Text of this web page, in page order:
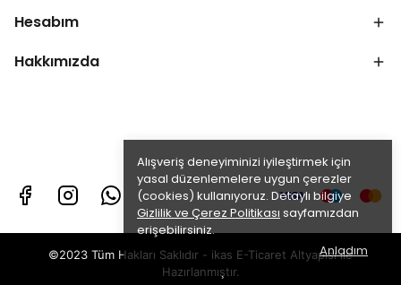
Alışveriş deneyiminizi iyileştirmek için
yasal düzenlemelere uygun çerezler
(cookies) kullanıyoruz. Detaylı bilgiye
Gizlilik ve Çerez Politikası sayfamızdan
erişebilirsiniz.
Anladım
Hesabım
Hakkımızda
©2023 Tüm Hakları Saklıdır - ikas E-Ticaret Altyapısı ile
Hazırlanmıştır.